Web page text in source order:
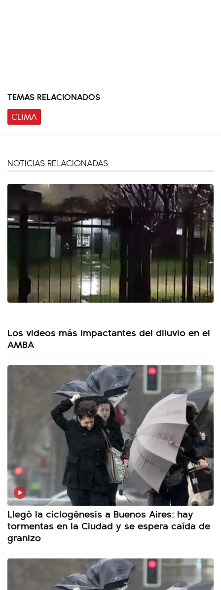
TEMAS RELACIONADOS
CLIMA
NOTICIAS RELACIONADAS
Los videos más impactantes del diluvio en el
AMBA
Llegó la ciclogénesis a Buenos Aires: hay
tormentas en la Ciudad y se espera caída de
granizo